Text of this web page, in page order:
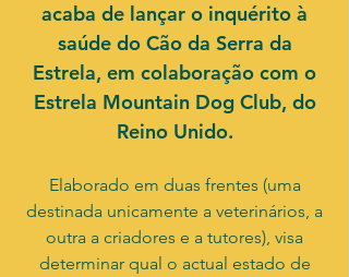
acaba de lançar o inquérito à
saúde do Cão da Serra da
Estrela, em colaboração com o
Estrela Mountain Dog Club, do
Reino Unido.
Elaborado em duas frentes (uma
destinada unicamente a veterinários, a
outra a criadores e a tutores), visa
determinar qual o actual estado de